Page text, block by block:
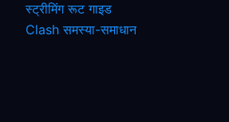
स्ट्रीमिंग रूट गाइड
Clash समस्या-समाधान